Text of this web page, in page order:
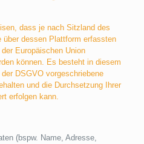
dass je nach Sitzland des
über dessen Plattform erfassten
Europäischen Union
können. Es besteht in diesem
DSGVO vorgeschriebene
und die Durchsetzung Ihrer
erfolgen kann.
(bspw. Name, Adresse,